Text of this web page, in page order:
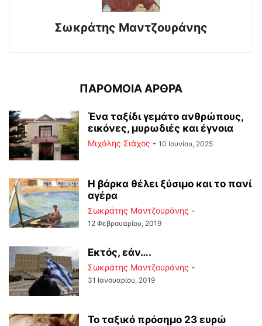
Σωκράτης Μαντζουράνης
ΠΑΡΟΜΟΙΑ ΑΡΘΡΑ
Ένα ταξίδι γεμάτο ανθρώπους,
εικόνες, μυρωδιές και έγνοια
Μιχάλης Σιάχος - 10 Ιουνίου, 2025
Η βάρκα θέλει ξύσιμο και το πανί
αγέρα
Σωκράτης Μαντζουράνης -
12 Φεβρουαρίου, 2019
Εκτός, εάν….
Σωκράτης Μαντζουράνης -
31 Ιανουαρίου, 2019
Το ταξικό πρόσημο 23 ευρώ